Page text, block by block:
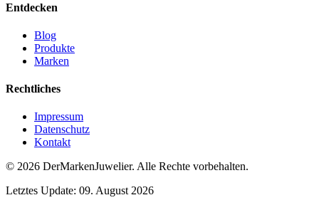
Entdecken
Blog
Produkte
Marken
Rechtliches
Impressum
Datenschutz
Kontakt
© 2026 DerMarkenJuwelier. Alle Rechte vorbehalten.
Letztes Update: 09. August 2026